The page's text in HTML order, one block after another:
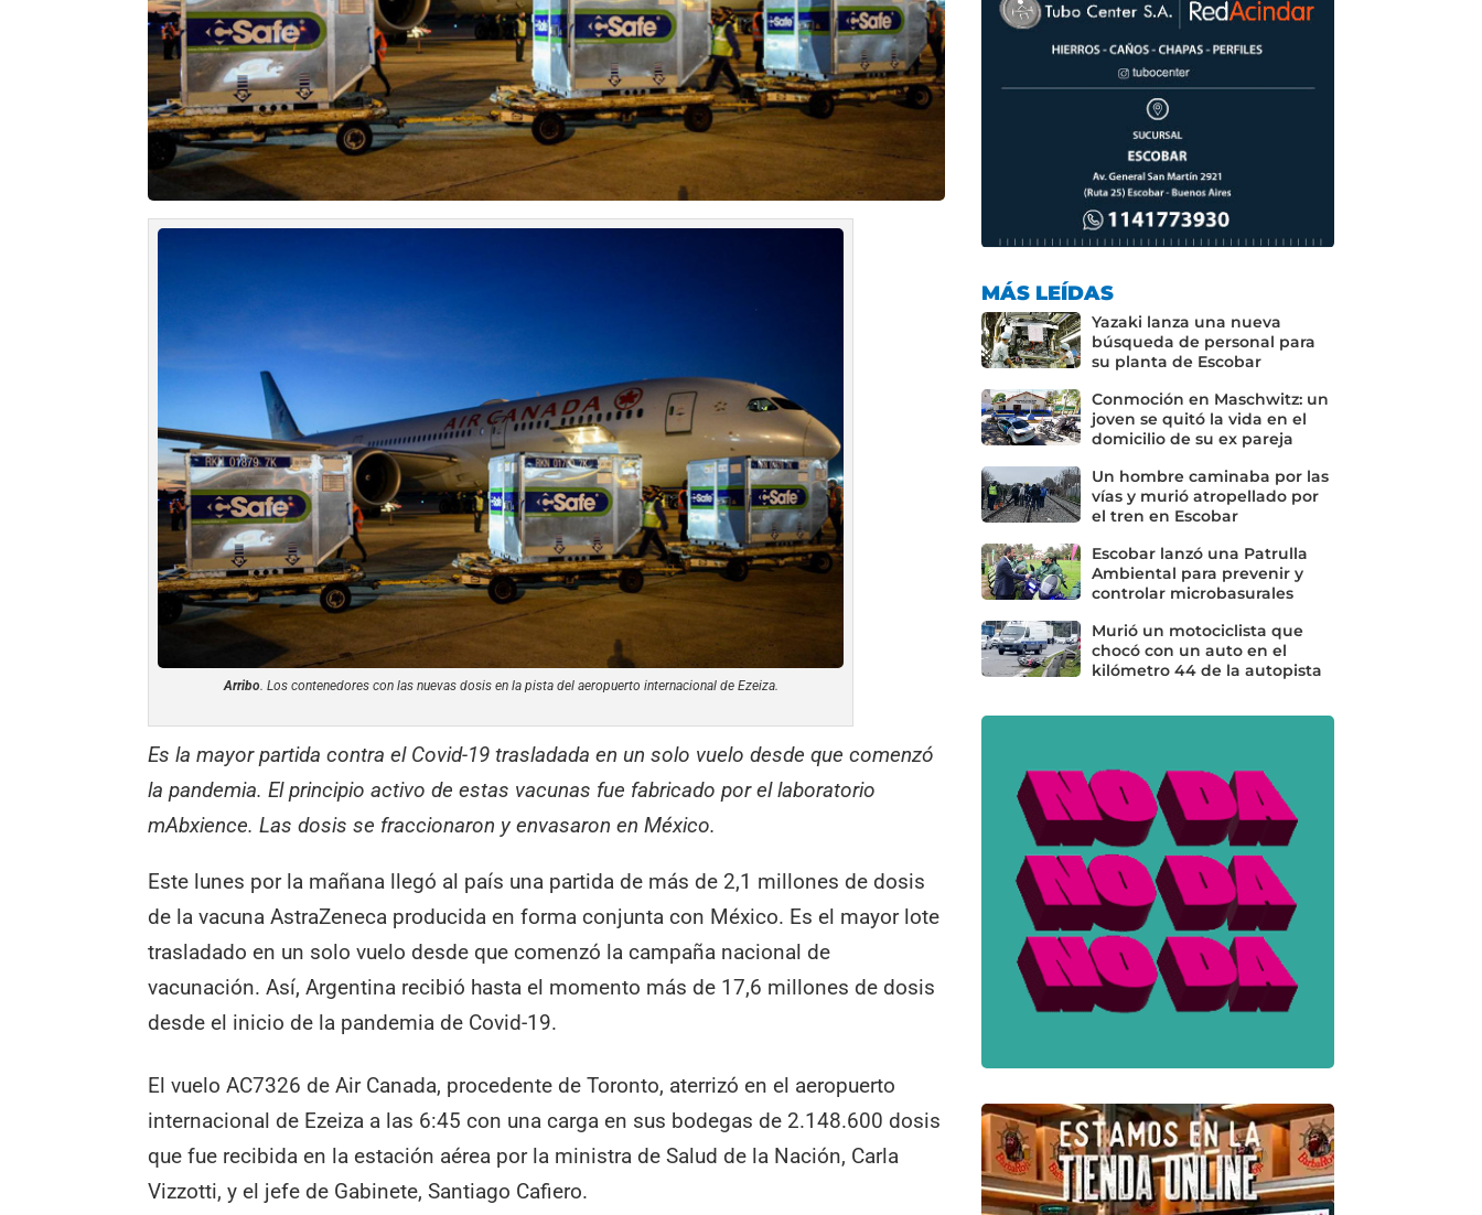
Arribo. Los contenedores con las nuevas dosis en la pista del aeropuerto internacional de Ezeiza.
Es la mayor partida contra el Covid-19 trasladada en un solo vuelo desde que comenzó
la pandemia. El principio activo de estas vacunas fue fabricado por el laboratorio
mAbxience. Las dosis se fraccionaron y envasaron en México.
Este lunes por la mañana llegó al país una partida de más de 2,1 millones de dosis
de la vacuna AstraZeneca producida en forma conjunta con México. Es el mayor lote
trasladado en un solo vuelo desde que comenzó la campaña nacional de
vacunación. Así, Argentina recibió hasta el momento más de 17,6 millones de dosis
desde el inicio de la pandemia de Covid-19.
El vuelo AC7326 de Air Canada, procedente de Toronto, aterrizó en el aeropuerto
internacional de Ezeiza a las 6:45 con una carga en sus bodegas de 2.148.600 dosis
que fue recibida en la estación aérea por la ministra de Salud de la Nación, Carla
Vizzotti, y el jefe de Gabinete, Santiago Cafiero.
MÁS LEÍDAS
Yazaki lanza una nueva
búsqueda de personal para
su planta de Escobar
Conmoción en Maschwitz: un
joven se quitó la vida en el
domicilio de su ex pareja
Un hombre caminaba por las
vías y murió atropellado por
el tren en Escobar
Escobar lanzó una Patrulla
Ambiental para prevenir y
controlar microbasurales
Murió un motociclista que
chocó con un auto en el
kilómetro 44 de la autopista